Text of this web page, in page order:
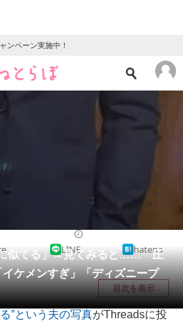
ンペーン実施中！
ジ
に似てる」→見てみると…… 圧
ケメンすぎ」「ディズニープ
LINE hatena
目次を表示
”という夫の写真がThreadsに投